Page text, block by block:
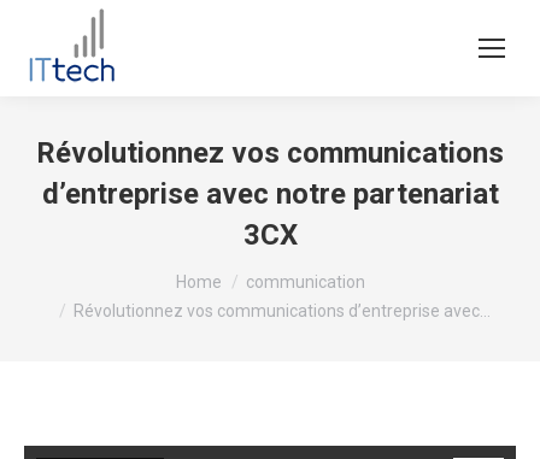
Révolutionnez vos communications
d’entreprise avec notre partenariat
3CX
Home
communication
Révolutionnez vos communications d’entreprise avec…